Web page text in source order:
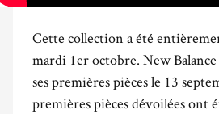
Cette collection a été
mardi 1er octobre. New
ses premières pièces le 13
premières pièces dévoilées ont